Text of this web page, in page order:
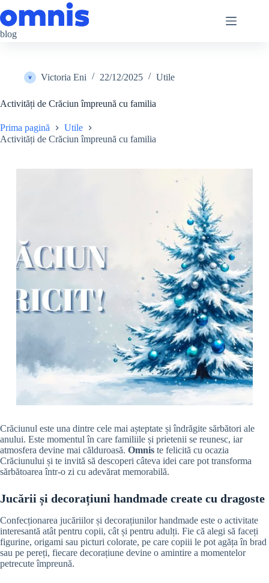
la
conținut
blog
Victoria Eni 22/12/2025 Utile
Activități de Crăciun împreună cu familia
Prima pagină
Utile
Activități de Crăciun împreună cu familia
Crăciunul este una dintre cele mai așteptate și îndrăgite sărbători ale
anului. Este momentul în care familiile și prietenii se reunesc, iar
atmosfera devine mai călduroasă. Omnis te felicită cu ocazia
Crăciunului și te invită să descoperi câteva idei care pot transforma
sărbătoarea într-o zi cu adevărat memorabilă.
Jucării și decorațiuni handmade create cu dragoste
Confecționarea jucăriilor și decorațiunilor handmade este o activitate
interesantă atât pentru copii, cât și pentru adulți. Fie că alegi să faceți
figurine, origami sau picturi colorate, pe care copiii le pot agăța în brad
sau pe pereți, fiecare decorațiune devine o amintire a momentelor
petrecute împreună.